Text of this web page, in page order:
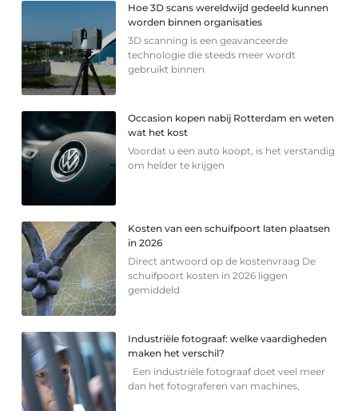
Hoe 3D scans wereldwijd gedeeld kunnen
worden binnen organisaties
3D scanning is een geavanceerde
technologie die steeds meer wordt
gebruikt binnen
Occasion kopen nabij Rotterdam en weten
wat het kost
Voordat u een auto koopt, is het verstandig
om helder te krijgen
Kosten van een schuifpoort laten plaatsen
in 2026
Direct antwoord op de kostenvraag De
schuifpoort kosten in 2026 liggen
gemiddeld
Industriële fotograaf: welke vaardigheden
maken het verschil?
Een industriële fotograaf doet veel meer
dan het fotograferen van machines,